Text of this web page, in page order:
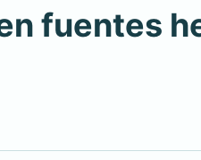
fuentes